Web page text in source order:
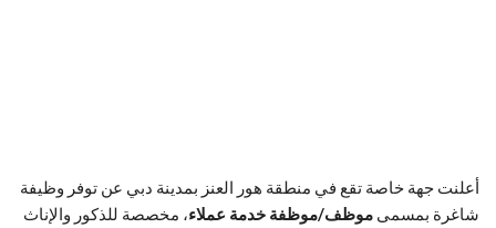
أعلنت جهة خاصة تقع في منطقة هور العنز بمدينة دبي عن توفر وظيفة
شاغرة بمسمى موظف/موظفة خدمة عملاء، مخصصة للذكور والإناث